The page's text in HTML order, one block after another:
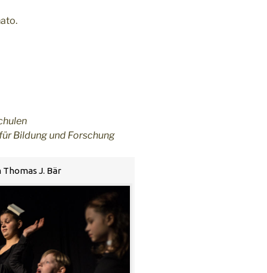
Bildung und Forschung
J. Bär